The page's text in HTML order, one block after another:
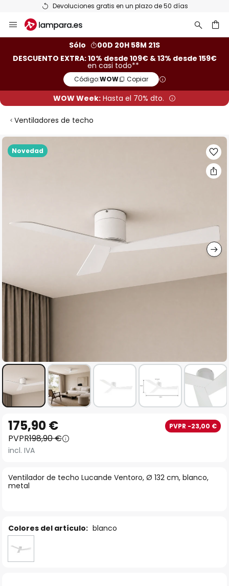
Devoluciones gratis en un plazo de 50 días
al
Sólo
00D 20H 58M 20S
DESCUENTO EXTRA: 10% desde 109€ & 13% desde 159€
en casi todo**
Código:WOW Copiar
WOW Week: Hasta el 70% dto.
Ventiladores de techo
Novedad
Saltar
al
comienzo
de
galería
de
Ventilador de techo Lucande Ventoro, Ø 132 cm, blanco,
metal
175,90 € PVPR -23,00 €
PVPR198,90 €
incl. IVA
Colores del artículo: blanco